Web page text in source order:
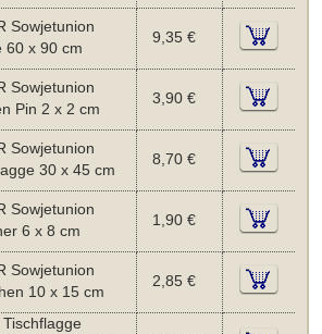
Sowjetunion
60 x 90 cm
9,35 €
Sowjetunion
Pin 2 x 2 cm
3,90 €
Sowjetunion
30 x 45 cm
8,70 €
Sowjetunion
6 x 8 cm
1,90 €
Sowjetunion
10 x 15 cm
2,85 €